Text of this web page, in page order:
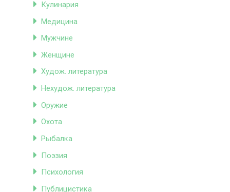
Кулинария
Медицина
Мужчине
Женщине
Худож. литература
Нехудож. литература
Оружие
Охота
Рыбалка
Поэзия
Психология
Публицистика